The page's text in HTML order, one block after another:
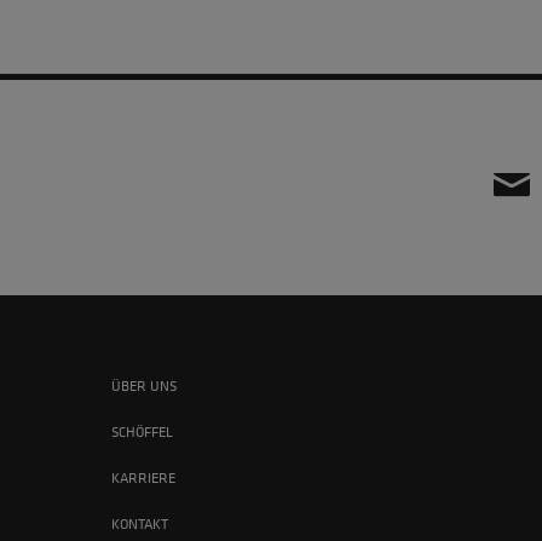
ÜBER UNS
SCHÖFFEL
KARRIERE
KONTAKT